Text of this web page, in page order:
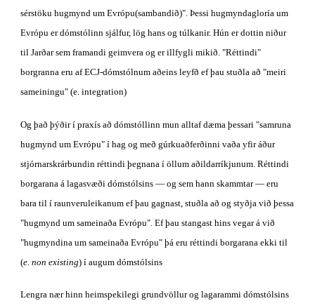
sérstöku hugmynd um Evrópu(sambandið)". Þessi hugmyndagloría um
Evrópu er dómstólinn sjálfur, lög hans og túlkanir. Hún er dottin niður
til Jarðar sem framandi geimvera og er illfygli mikið. "Réttindi"
borgranna eru af ECJ-dómstólnum aðeins leyfð ef þau stuðla að "meiri
sameiningu" (e. integration)
Og það þýðir í praxís að dómstóllinn mun alltaf dæma þessari "samruna
hugmynd um Evrópu" í hag og með gúrkuaðferðinni vaða yfir áður
stjórnarskrárbundin réttindi þegnana í öllum aðildarríkjunum. Réttindi
borgarana á lagasvæði dómstólsins — og sem hann skammtar — eru
bara til í raunveruleikanum ef þau gagnast, stuðla að og styðja við þessa
"hugmynd um sameinaða Evrópu". Ef þau stangast hins vegar á við
"hugmyndina um sameinaða Evrópu" þá eru réttindi borgarana ekki til
(e. non existing) í augum dómstólsins
Lengra nær hinn heimspekilegi grundvöllur og lagarammi dómstólsins